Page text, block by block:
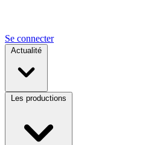
Se connecter
Actualité
Les productions